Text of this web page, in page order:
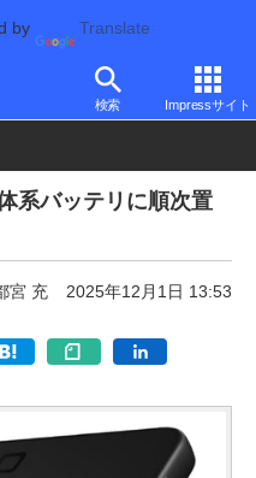
by Translate
検索 Impressサイト
モバイルバッテリ
系バッテリに順次置
宮 充 2025年12月1日 13:53